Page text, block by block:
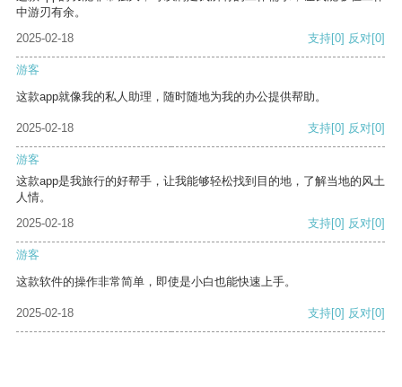
中游刃有余。
2025-02-18
支持[0] 反对[0]
游客
这款app就像我的私人助理，随时随地为我的办公提供帮助。
2025-02-18 支持[0] 反对[0]
游客
这款app是我旅行的好帮手，让我能够轻松找到目的地，了解当地的风土
人情。
2025-02-18
支持[0] 反对[0]
游客
这款软件的操作非常简单，即使是小白也能快速上手。
2025-02-18 支持[0] 反对[0]